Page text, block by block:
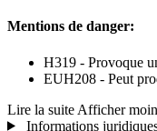
Mentions de danger:
H319 - Provoque
EUH208 - Peut
Lire la suite Afficher
Informations